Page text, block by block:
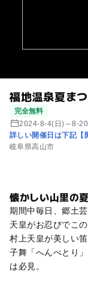
福地温泉夏ま
完全無料
2024-8-4(日)～8-
詳しい開催日は下記【
岐阜県高山市
懐かしい山里の
期間中毎日、郷土
天皇がお忍びでこ
村上天皇が美しい
子舞「へんべとり
は必見。